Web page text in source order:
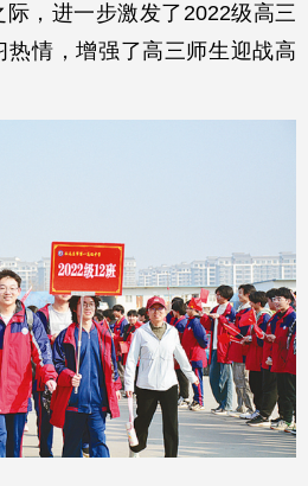
，进一步激发了2022级高三
热情，增强了高三师生迎战高